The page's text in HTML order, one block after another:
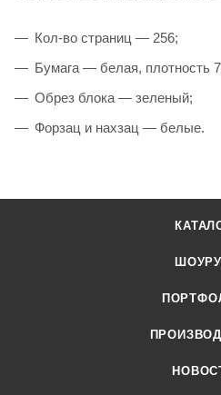
Кол-во страниц — 256;
Бумага — белая, плотность
Обрез блока — зеленый;
Форзац и нахзац — белые.